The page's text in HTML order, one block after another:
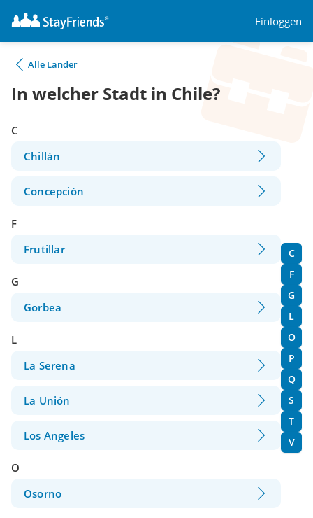
Einloggen
Alle Länder
In welcher Stadt in Chile?
C
F
G
L
O
P
Q
S
T
V
C
Chillán
Concepción
F
Frutillar
G
Gorbea
L
La Serena
La Unión
Los Angeles
O
Osorno